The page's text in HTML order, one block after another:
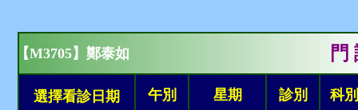
【M3705】鄭泰如 門
選擇看診日期 午別 星期 診別 科